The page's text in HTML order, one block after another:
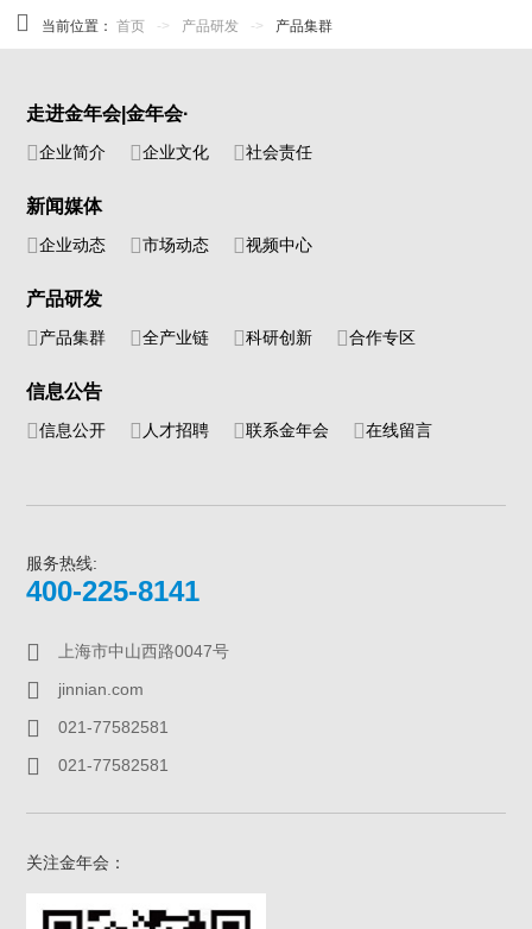
当前位置：首页 -> 产品研发 -> 产品集群
走进金年会|金年会·
企业简介 企业文化 社会责任
新闻媒体
企业动态 市场动态 视频中心
产品研发
产品集群 全产业链 科研创新 合作专区
信息公告
信息公开 人才招聘 联系金年会 在线留言
服务热线:
400-225-8141
上海市中山西路0047号
jinnian.com
021-77582581
021-77582581
关注金年会：